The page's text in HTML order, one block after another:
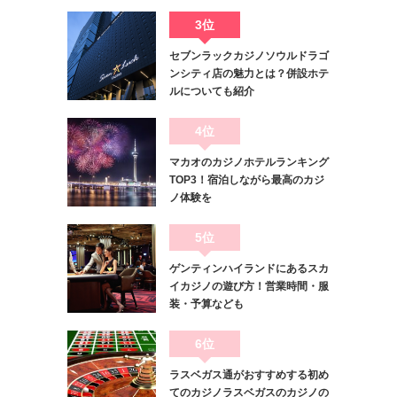
3位
セブンラックカジノソウルドラゴ
ンシティ店の魅力とは？併設ホテ
ルについても紹介
4位
マカオのカジノホテルランキング
TOP3！宿泊しながら最高のカジ
ノ体験を
5位
ゲンティンハイランドにあるスカ
イカジノの遊び方！営業時間・服
装・予算なども
6位
ラスベガス通がおすすめする初め
てのカジノラスベガスのカジノの